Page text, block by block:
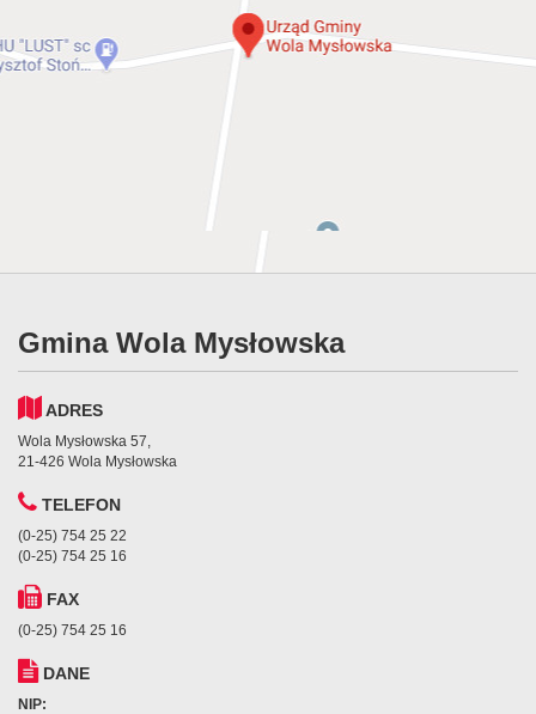
Gmina Wola Mysłowska
ADRES
Wola Mysłowska 57,
21-426 Wola Mysłowska
TELEFON
(0-25) 754 25 22
(0-25) 754 25 16
FAX
(0-25) 754 25 16
DANE
NIP: